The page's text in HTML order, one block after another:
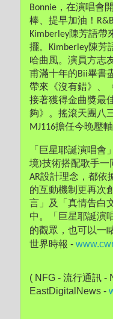
Bonnie，在演唱會
棒、提早加油！
Kimberley陳芳語
擺。Kimberley陳
哈曲風。演員方志
甫滿十年的Bii畢書
帶來《沒有錯》、
接著獲得金曲獎最
夠》。搖滾天團八
MJ116擔任今晚壓
「巨星耶誕演唱會
境)技術搭配歌手一
AR設計理念，都依
的互動機制更再次
言」及「真情告白
中。「巨星耶誕演
的觀眾，也可以一
世界時報 -
( NFG - 流行通訊 -
EastDigitalNews -